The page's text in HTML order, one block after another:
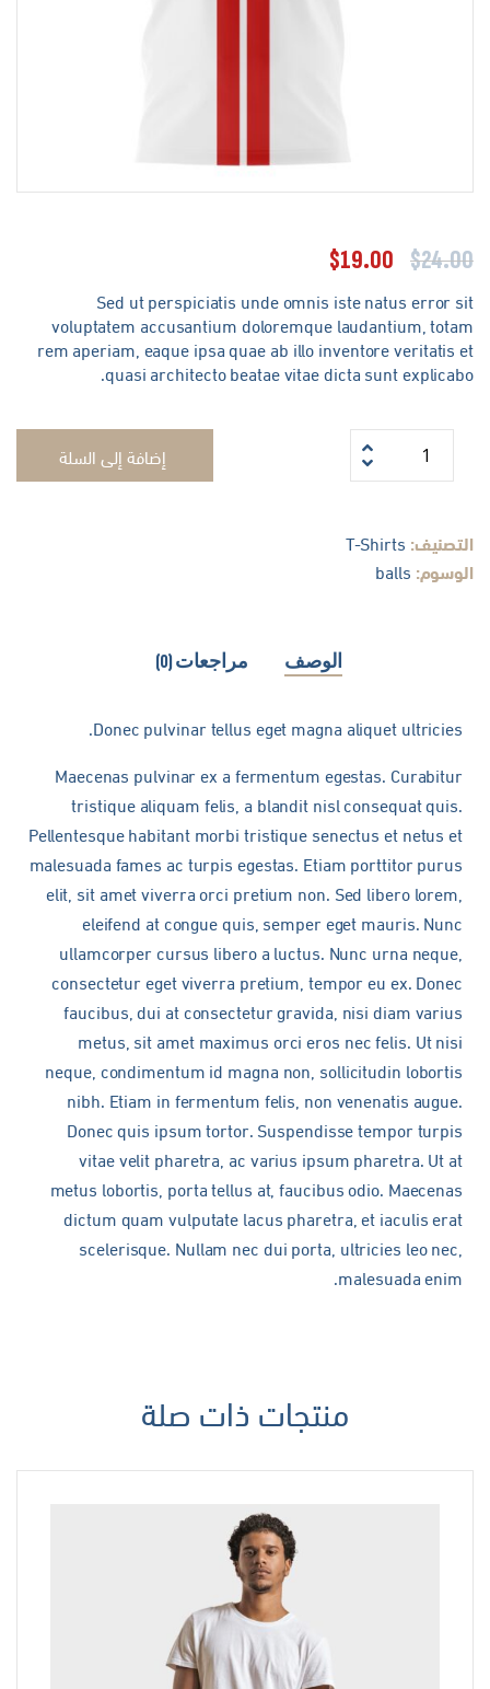
$
$19.00
Sed ut perspiciatis unde omnis iste natus error
voluptatem accusantium doloremque laudantium,
rem aperiam, eaque ipsa quae ab illo inventore veritatis
quasi architecto beatae vitae dicta sunt
إضافة إلى السلة
T-Shirts
balls
الوصف مراجعات (0)
Donec pulvinar tellus eget magna aliquet ultricies.
Maecenas pulvinar ex a fermentum egestas. Curabitur
tristique aliquam felis, a blandit nisl consequat quis.
Pellentesque habitant morbi tristique senectus et netus et
malesuada fames ac turpis egestas. Etiam porttitor purus
elit, sit amet viverra orci pretium non. Sed libero lorem,
eleifend at congue quis, semper eget mauris. Nunc
ullamcorper cursus libero a luctus. Nunc urna neque,
consectetur eget viverra pretium, tempor eu ex. Donec
faucibus, dui at consectetur gravida, nisi diam varius
metus, sit amet maximus orci eros nec felis. Ut nisi
neque, condimentum id magna non, sollicitudin lobortis
nibh. Etiam in fermentum felis, non venenatis augue.
Donec quis ipsum tortor. Suspendisse tempor turpis
vitae velit pharetra, ac varius ipsum pharetra. Ut at
metus lobortis, porta tellus at, faucibus odio. Maecenas
dictum quam vulputate lacus pharetra, et iaculis erat
scelerisque. Nullam nec dui porta, ultricies leo nec,
malesuada enim.
منتجات ذات صلة